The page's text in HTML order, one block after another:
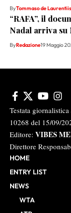
ByTommaso de Laurentiis
“RAFA”, il
Nadal arriva
ByRedazione19 Maggio
Testata giornalistica
10268 del 15/09/
Editore: VIBES
Direttore
HOME
ENTRY LIST
NEWS
WTA